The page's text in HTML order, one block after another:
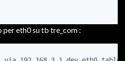
eth0 su tb tre_com :